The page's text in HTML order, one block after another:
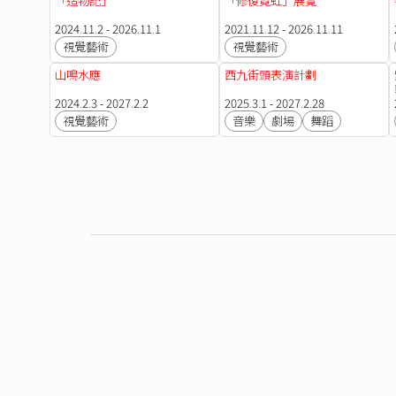
2024.11.2 - 2026.11.1
視覺藝術
2021.11.12 - 2026.11.11
視覺藝術
山鳴水應
2024.2.3 - 2027.2.2
視覺藝術
西九街頭表演計劃
2025.3.1 - 2027.2.28
音樂
劇場 舞蹈